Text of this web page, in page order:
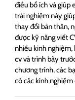
điều bổ ích và giúp
trải nghiệm này
thay đổi bản thân,
được kỹ năng viết
nhiều kinh
cv và trình bày
chương trình, các
có các kinh nghiệm